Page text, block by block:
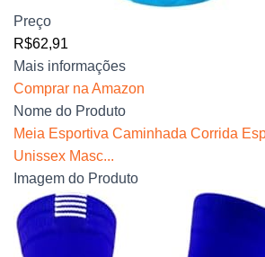
Preço
R$62,91
Mais informações
Comprar na Amazon
Nome do Produto
Meia Esportiva Caminhada Corrida
Unissex Masc...
Imagem do Produto